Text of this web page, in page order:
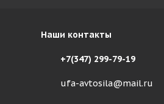
Наши контакты
+7(347) 299-79-19
ufa-avtosila@mail.ru